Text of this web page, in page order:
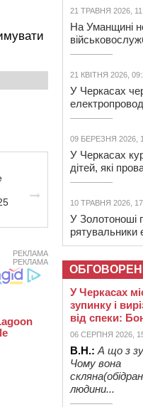
РЕКЛАМА
РЕКЛАМА
21 ТРАВНЯ 2026,
На Уманщині
21 КВІТНЯ 2026,
У Черкасах
09 БЕРЕЗНЯ 2026,
У Черкасах
дітей, які
10 ТРАВНЯ 2026,
У Золотоноші
У Черкасах
зупинку і
від спеки:
06 СЕРПНЯ 2026,
В.Н.: А що з
Чому вона
людини...